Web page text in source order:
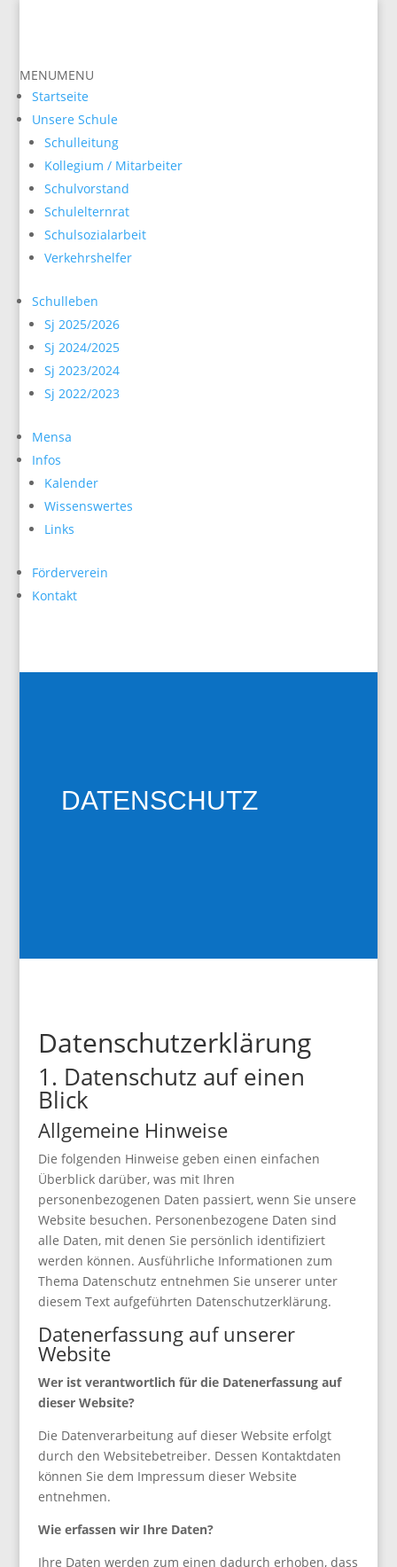
MENUMENU
Startseite
Unsere Schule
Schulleitung
Kollegium / Mitarbeiter
Schulvorstand
Schulelternrat
Schulsozialarbeit
Verkehrshelfer
Schulleben
Sj 2025/2026
Sj 2024/2025
Sj 2023/2024
Sj 2022/2023
Mensa
Infos
Kalender
Wissenswertes
Links
Förderverein
Kontakt
DATENSCHUTZ
Datenschutzerklärung
1. Datenschutz auf einen
Blick
Allgemeine Hinweise
Die folgenden Hinweise geben einen einfachen
Überblick darüber, was mit Ihren
personenbezogenen Daten passiert, wenn Sie unsere
Website besuchen. Personenbezogene Daten sind
alle Daten, mit denen Sie persönlich identifiziert
werden können. Ausführliche Informationen zum
Thema Datenschutz entnehmen Sie unserer unter
diesem Text aufgeführten Datenschutzerklärung.
Datenerfassung auf unserer
Website
Wer ist verantwortlich für die Datenerfassung auf
dieser Website?
Die Datenverarbeitung auf dieser Website erfolgt
durch den Websitebetreiber. Dessen Kontaktdaten
können Sie dem Impressum dieser Website
entnehmen.
Wie erfassen wir Ihre Daten?
Ihre Daten werden zum einen dadurch erhoben, dass